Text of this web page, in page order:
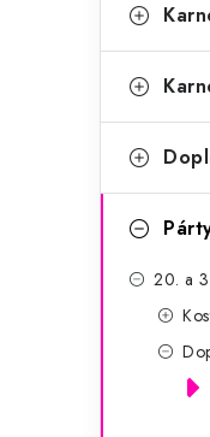
o
t
r
kategorie
a
e
o
20. a